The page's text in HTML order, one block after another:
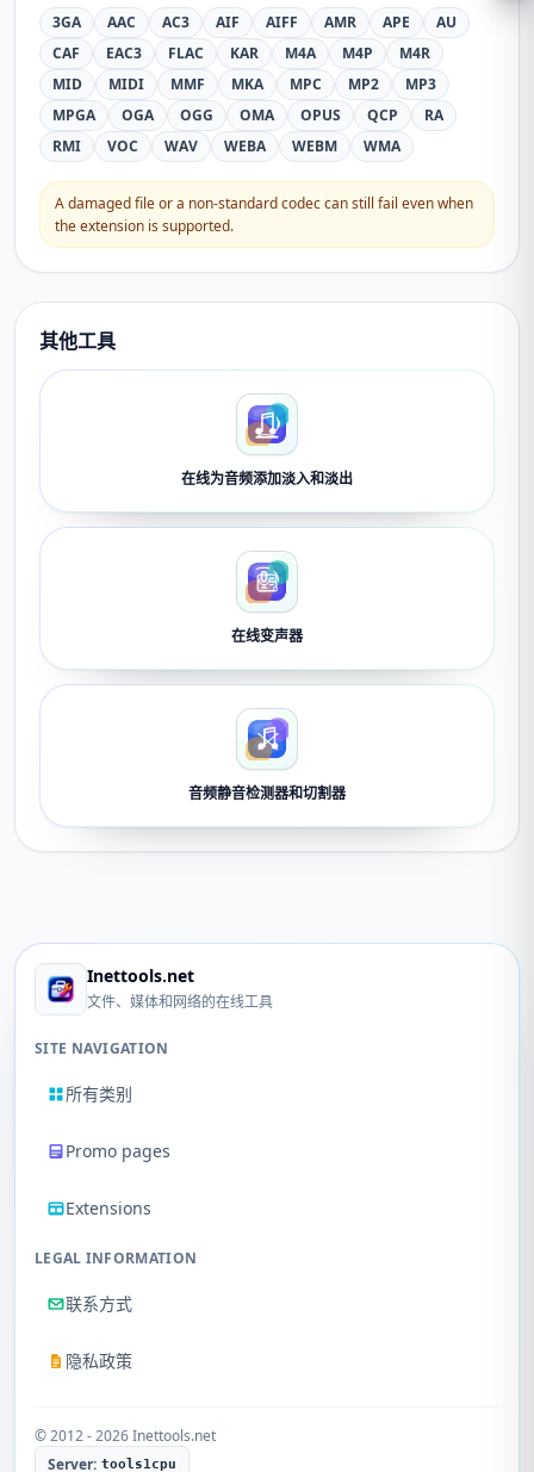
3GA
AAC AC3 AIF AIFF AMR APE
AU
CAF
EAC3 FLAC KAR M4A M4P
M4R
MID
MIDI MMF MKA MPC MP2
MP3
MPGA
OGA OGG OMA OPUS QCP
RA
RMI
VOC WAV WEBA WEBM WMA
A damaged file or a non-standard codec can still fail even when
the extension is supported.
其他工具
在线为音频添加淡入和淡出
在线变声器
音频静音检测器和切割器
Inettools.net
文件、媒体和网络的在线工具
SITE NAVIGATION
所有类别
Promo pages
Extensions
LEGAL INFORMATION
联系方式
隐私政策
© 2012 - 2026 Inettools.net
Server: tools1cpu